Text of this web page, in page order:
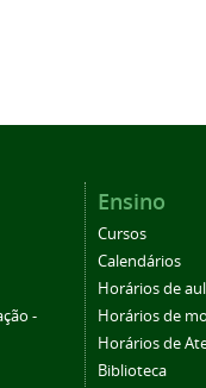
-
Ensino
Cursos
Calendários
Horários de
Horários de
Horários de
Biblioteca